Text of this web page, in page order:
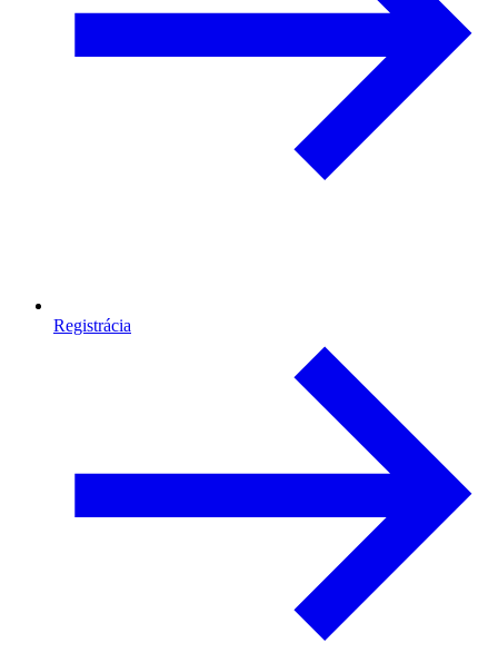
Registrácia